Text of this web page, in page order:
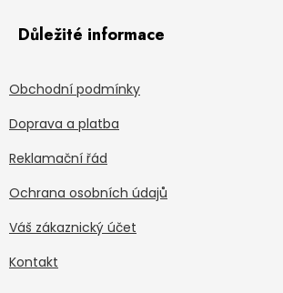
Důležité informace
Obchodní podmínky
Doprava a platba
Reklamační řád
Ochrana osobních údajů
Váš zákaznický účet
Kontakt